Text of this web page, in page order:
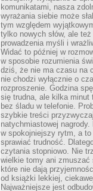
komunikatami, nasza
wyrażania siebie może
tym względem
tylko nowych słów, ale
prowadzenia myśli i
Widać to później w
w sposobie rozumienia
dziś, że nie ma czasu na
nie chodzi wyłącznie o
rozproszenie. Godzina
się trudna, ale kilka
bez śladu w telefonie.
szybkie treści
natychmiastowej
w spokojniejszy rytm, a
sprawiać trudność.
czytania stopniowo. Nie
wielkie tomy ani zmuszać
które nie dają
od książki lekkiej,
Najważniejsze jest